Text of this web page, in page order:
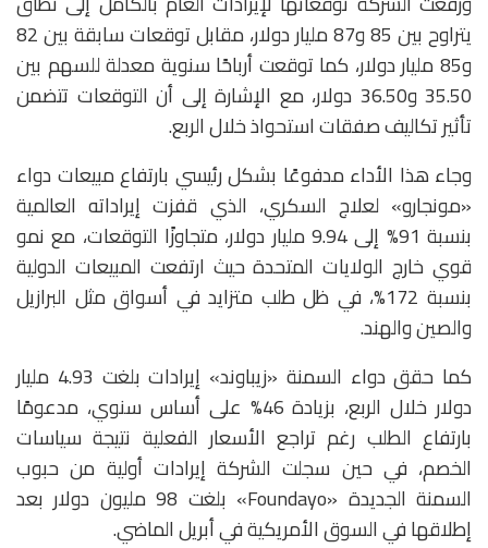
يتراوح بين 85 و87 مليار دولار، مقابل توقعات سابقة بين 82
و85 مليار دولار، كما توقعت أرباحًا سنوية معدلة للسهم بين
35.50 و36.50 دولار، مع الإشارة إلى أن التوقعات تتضمن
تأثير تكاليف صفقات استحواذ خلال الربع.
وجاء هذا الأداء مدفوعًا بشكل رئيسي بارتفاع مبيعات دواء
«مونجارو» لعلاج السكري، الذي قفزت إيراداته العالمية
بنسبة 91% إلى 9.94 مليار دولار، متجاوزًا التوقعات، مع نمو
قوي خارج الولايات المتحدة حيث ارتفعت المبيعات الدولية
بنسبة 172%، في ظل طلب متزايد في أسواق مثل البرازيل
والصين والهند.
كما حقق دواء السمنة «زيباوند» إيرادات بلغت 4.93 مليار
دولار خلال الربع، بزيادة 46% على أساس سنوي، مدعومًا
بارتفاع الطلب رغم تراجع الأسعار الفعلية نتيجة سياسات
الخصم، في حين سجلت الشركة إيرادات أولية من حبوب
السمنة الجديدة «Foundayo» بلغت 98 مليون دولار بعد
إطلاقها في السوق الأمريكية في أبريل الماضي.